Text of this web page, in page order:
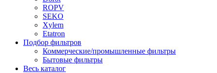
ROPV
SEKO
Xylem
Etatron
Подбор фильтров
Коммерческие/промышленные фильтры
Бытовые фильтры
Весь каталог